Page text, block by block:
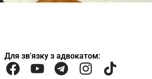
Для зв'язку з адвокатом: